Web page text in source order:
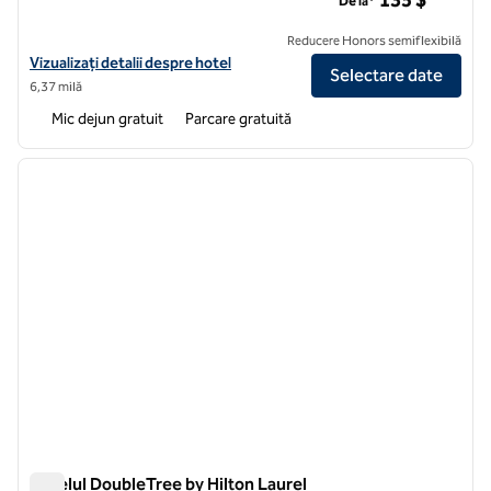
Vizualizați detaliile hotelului pentru Homewood Suites by Hilton
Vizualizați detalii despre hotel
6,37 milă
Reducere Honors semiflexibilă
Selectare date
Mic dejun gratuit Parcare gratuită
1 din 11
Hotelul DoubleTree by Hilton Laurel